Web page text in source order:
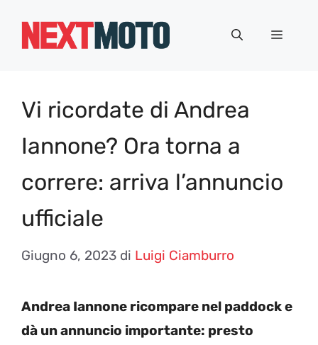
Menu
Vi ricordate di Andrea
Iannone? Ora torna a
correre: arriva l’annuncio
ufficiale
Giugno 6, 2023 di Luigi Ciamburro
Andrea Iannone ricompare nel paddock e
dà un annuncio importante: presto